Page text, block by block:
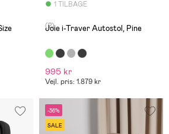
1 TILBAGE
(2)
Joie i-Traver Autostol, Pine
995 kr
Vejl. pris: 1.879 kr
-36%
SALE